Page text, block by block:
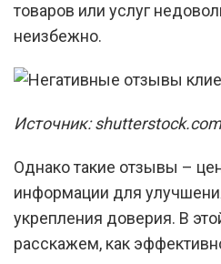
товаров или услуг
неизбежно.
Источник: shutterstock.com
Однако такие отзывы –
информации для
укрепления доверия. В
расскажем, как